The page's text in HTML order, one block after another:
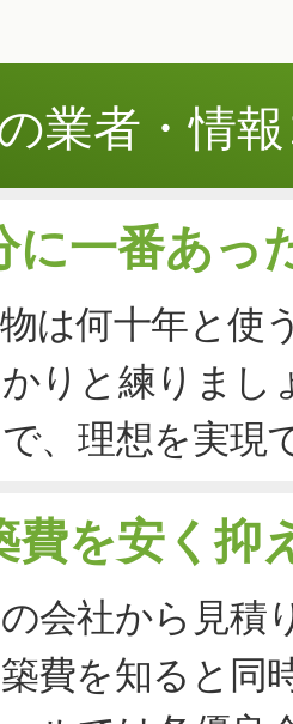
業者・情
に一番あっ
は何十年と使
りと練りまし
、理想を実現
費を安く抑
会社から見積
費を知ると同